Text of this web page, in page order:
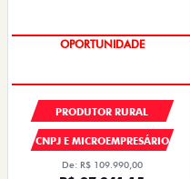
OPORTUNIDADE
PRODUTOR RURAL
CNPJ E MICROEMPRESÁRIO
De: R$ 109.990,00